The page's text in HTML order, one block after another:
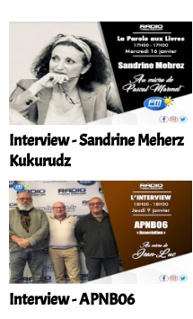
Interview - Sandrine Meherz
Kukurudz
Interview - APNB06